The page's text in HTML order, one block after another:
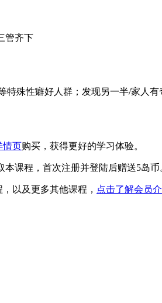
管齐下
特殊性癖好人群；发现另一半/家人
情页购买，获得更好的学习体验。
课程，首次注册并登陆后赠送5岛币
以及更多其他课程， 点击了解会员